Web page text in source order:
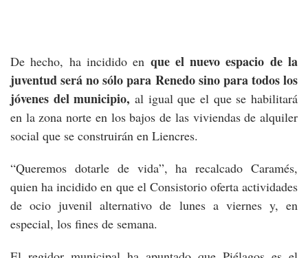
De hecho, ha incidido en que el nuevo espacio de la
juventud será no sólo para Renedo sino para todos los
jóvenes del municipio, al igual que el que se habilitará
en la zona norte en los bajos de las viviendas de alquiler
social que se construirán en Liencres.
“Queremos dotarle de vida”, ha recalcado Caramés,
quien ha incidido en que el Consistorio oferta actividades
de ocio juvenil alternativo de lunes a viernes y, en
especial, los fines de semana.